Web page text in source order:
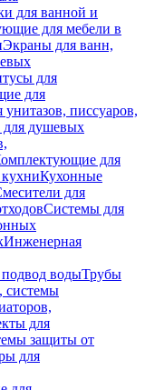
для ванной и
для мебели в
Экраны для ванн,
для
для
писсуаров,
душевых
для
Кухонные
для
Системы для
Инженерная
водыТрубы
системы
для
защиты от
для